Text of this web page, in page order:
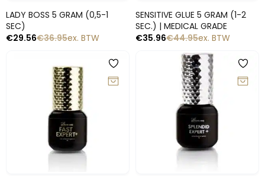
Snelle blik
LADY BOSS 5 GRAM (0,5-1
SEC)
€36.95
€29.56 ex. BTW
Snelle blik
SENSITIVE GLUE 5 GRAM (1-2
SEC.) | MEDICAL GRADE
€44.95
€35.96 ex. BTW